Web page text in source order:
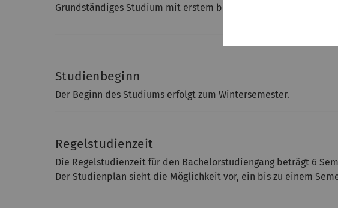
Grundständiges Studium mit erstem berufsqualifizierenden
Studienbeginn
Der Beginn des Studiums erfolgt zum Wintersemester.
Regelstudienzeit
Die Regelstudienzeit für den Bachelorstudiengang beträgt 6
Der Studienplan sieht die Möglichkeit vor, ein bis zu einem